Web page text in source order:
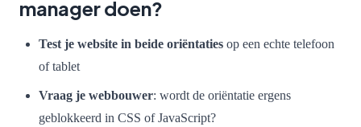
manager doen?
Test je website in beide oriëntaties op een echte telefoon
of tablet
Vraag je webbouwer: wordt de oriëntatie ergens
geblokkeerd in CSS of JavaScript?